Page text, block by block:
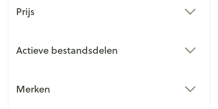
Prijs
Actieve bestandsdelen
Merken